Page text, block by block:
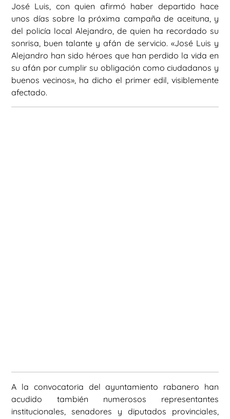
José Luis, con quien afirmó haber departido hace
unos días sobre la próxima campaña de aceituna, y
del policía local Alejandro, de quien ha recordado su
sonrisa, buen talante y afán de servicio. «José Luis y
Alejandro han sido héroes que han perdido la vida en
su afán por cumplir su obligación como ciudadanos y
buenos vecinos», ha dicho el primer edil, visiblemente
afectado.
A la convocatoria del ayuntamiento rabanero han
acudido también numerosos representantes
institucionales, senadores y diputados provinciales,